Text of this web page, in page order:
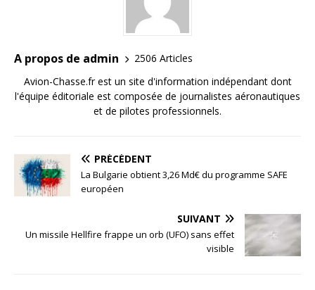
A propos de admin
2506 Articles
Avion-Chasse.fr est un site d'information indépendant dont
l'équipe éditoriale est composée de journalistes aéronautiques
et de pilotes professionnels.
PRÉCÉDENT
La Bulgarie obtient 3,26 Md€ du programme SAFE
européen
SUIVANT
Un missile Hellfire frappe un orb (UFO) sans effet
visible